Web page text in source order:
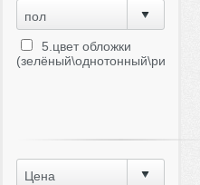
пол
5.цвет обложки
(зелёный\однотонный\рисунок)
Цена